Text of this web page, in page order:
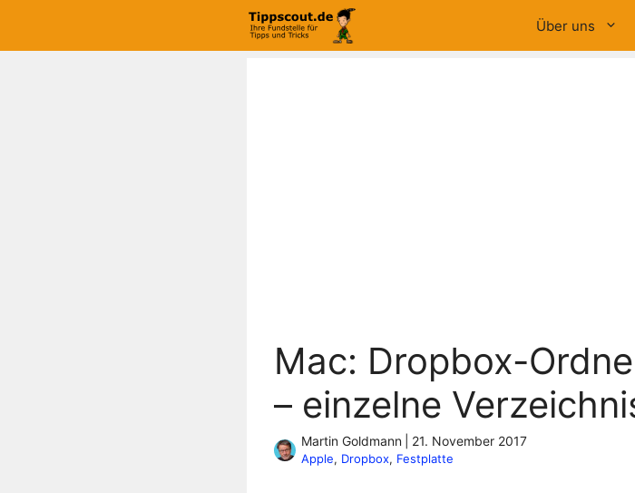
springen
Über uns
Mac: Dropbox-
– einzelne
Martin Goldmann 21. November 2017
Apple, Dropbox, Festplatte